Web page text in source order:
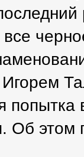
Игорем
Об этом